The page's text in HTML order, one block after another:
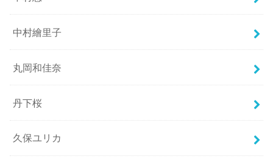
中村繪里子
丸岡和佳奈
丹下桜
久保ユリカ